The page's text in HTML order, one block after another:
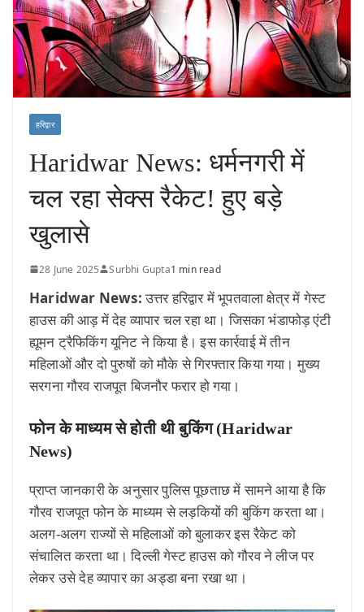
हरिद्वार
Haridwar News: धर्मनगरी में
चल रहा सेक्स रैकेट! हुए बड़े
खुलासे
28 June 2025 Surbhi Gupta1 min read
Haridwar News:उत्तर हरिद्वार में भूपतवाला क्षेत्र में गेस्ट
हाउस की आड़ में देह व्यापार चल रहा था। जिसका भंडाफोड़ एंटी
ह्यूमन ट्रैफिकिंग यूनिट ने किया है। इस कार्रवाई में तीन
महिलाओं और दो पुरुषों को मौके से गिरफ्तार किया गया। मुख्य
सरगना गौरव राजपूत बिजनौर फरार हो गया।
फोन के माध्यम से होती थी बुकिंग (Haridwar
News)
प्राप्त जानकारी के अनुसार पुलिस पूछताछ में सामने आया है कि
गौरव राजपूत फोन के माध्यम से लड़कियों की बुकिंग करता था।
अलग-अलग राज्यों से महिलाओं को बुलाकर इस रैकेट को
संचालित करता था। दिल्ली गेस्ट हाउस को गौरव ने लीज पर
लेकर उसे देह व्यापार का अड्डा बना रखा था।